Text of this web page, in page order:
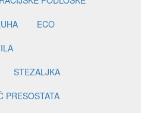
ECO
STEZALJKA
PRESOSTATA